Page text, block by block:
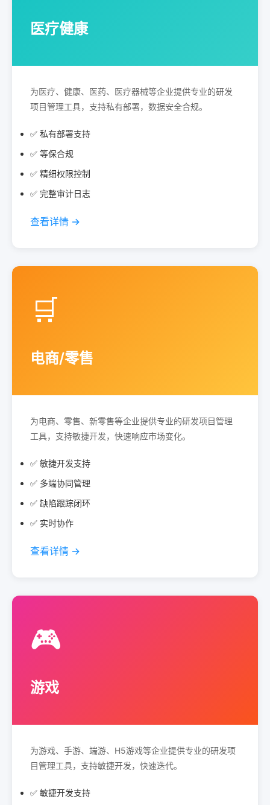
医疗健康
为医疗、健康、医药、医疗器械等企业提供专业的研发
项目管理工具，支持私有部署，数据安全合规。
✅ 私有部署支持
✅ 等保合规
✅ 精细权限控制
✅ 完整审计日志
查看详情 →
🛒
电商/零售
为电商、零售、新零售等企业提供专业的研发项目管理
工具，支持敏捷开发，快速响应市场变化。
✅ 敏捷开发支持
✅ 多端协同管理
✅ 缺陷跟踪闭环
✅ 实时协作
查看详情 →
🎮
游戏
为游戏、手游、端游、H5游戏等企业提供专业的研发项
目管理工具，支持敏捷开发，快速迭代。
✅ 敏捷开发支持